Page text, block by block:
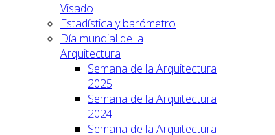
Visado
Estadística y barómetro
Día mundial de la
Arquitectura
Semana de la Arquitectura
2025
Semana de la Arquitectura
2024
Semana de la Arquitectura